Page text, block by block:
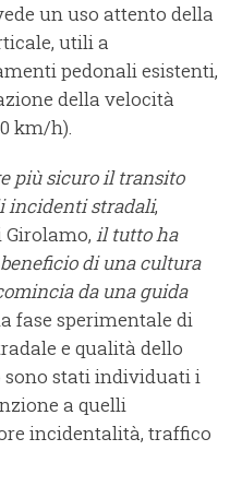
un uso attento della
utili a
pedonali esistenti,
della velocità
km/h).
più sicuro il transito
incidenti stradali,
il tutto ha
di una cultura
da una guida
fase sperimentale di
e qualità dello
sono stati individuati i
a quelli
incidentalità, traffico